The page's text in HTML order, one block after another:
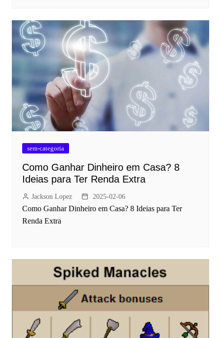
sem-categoria
Como Ganhar Dinheiro em Casa? 8
Ideias para Ter Renda Extra
Jackson Lopez 2025-02-06
Como Ganhar Dinheiro em Casa? 8 Ideias para Ter
Renda Extra